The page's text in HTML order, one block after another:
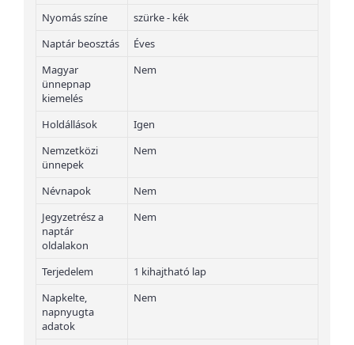
Nyomás színe
szürke - kék
Naptár beosztás
Éves
Magyar
ünnepnap
kiemelés
Nem
Holdállások
Igen
Nemzetközi
ünnepek
Nem
Névnapok
Nem
Jegyzetrész a
naptár
oldalakon
Nem
Terjedelem
1 kihajtható lap
Napkelte,
napnyugta
adatok
Nem